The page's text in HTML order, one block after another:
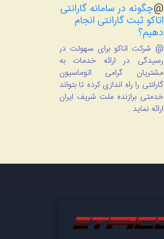
@چگونه در سامانه گارانتی
اتاکو ثبت گارانتی انجام
دهیم؟
@ شرکت اتاکو برای سهولت در
رسیدگی در ارائه خدمات به
مشتریان گرامی اتوماسیون
گارانتی را راه اندازی کرده تا بتواند
خدمتی برازنده ملت شریف ایران
ارائه نماید .